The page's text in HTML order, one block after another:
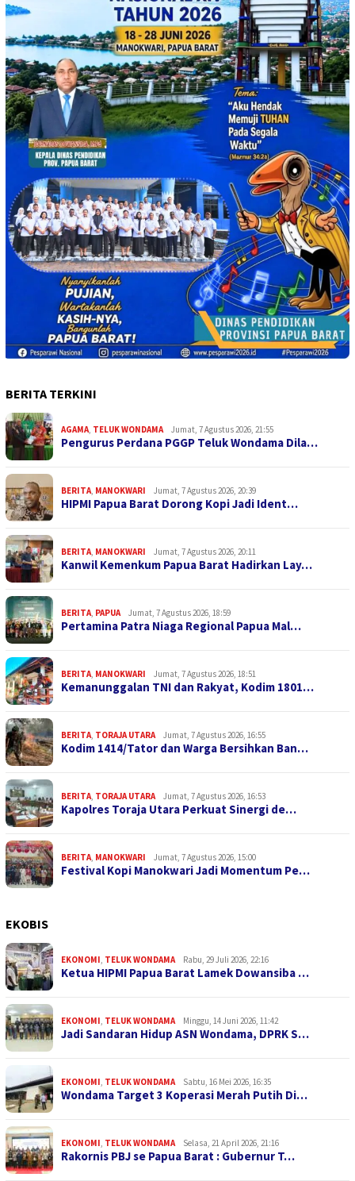
BERITA TERKINI
AGAMA TELUK WONDAMA Jumat, 7 Agustus 2026, 21:55
Pengurus Perdana PGGP Teluk Wondama Dila…
BERITA MANOKWARI Jumat, 7 Agustus 2026, 20:39
HIPMI Papua Barat Dorong Kopi Jadi Ident…
BERITA MANOKWARI Jumat, 7 Agustus 2026, 20:11
Kanwil Kemenkum Papua Barat Hadirkan Lay…
BERITA PAPUA Jumat, 7 Agustus 2026, 18:59
Pertamina Patra Niaga Regional Papua Mal…
BERITA MANOKWARI Jumat, 7 Agustus 2026, 18:51
Kemanunggalan TNI dan Rakyat, Kodim 1801…
BERITA TORAJA UTARA Jumat, 7 Agustus 2026, 16:55
Kodim 1414/Tator dan Warga Bersihkan Ban…
BERITA TORAJA UTARA Jumat, 7 Agustus 2026, 16:53
Kapolres Toraja Utara Perkuat Sinergi de…
BERITA MANOKWARI Jumat, 7 Agustus 2026, 15:00
Festival Kopi Manokwari Jadi Momentum Pe…
EKOBIS
EKONOMI TELUK WONDAMA Rabu, 29 Juli 2026, 22:16
Ketua HIPMI Papua Barat Lamek Dowansiba …
EKONOMI TELUK WONDAMA Minggu, 14 Juni 2026, 11:42
Jadi Sandaran Hidup ASN Wondama, DPRK S…
EKONOMI TELUK WONDAMA Sabtu, 16 Mei 2026, 16:35
Wondama Target 3 Koperasi Merah Putih Di…
EKONOMI TELUK WONDAMA Selasa, 21 April 2026, 21:16
Rakornis PBJ se Papua Barat : Gubernur T…